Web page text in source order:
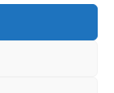
2 50